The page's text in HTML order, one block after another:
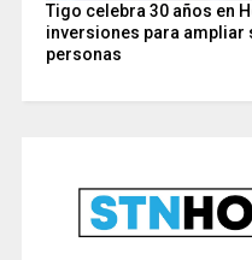
Tigo celebra 30 años en
inversiones para ampliar
personas